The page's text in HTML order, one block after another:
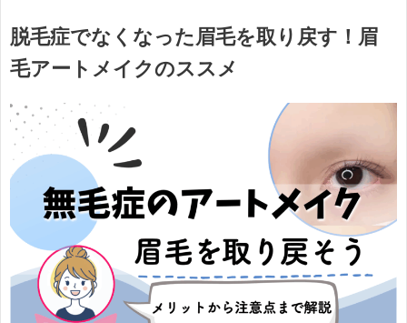
脱毛症でなくなった眉毛を取り戻す！眉
毛アートメイクのススメ